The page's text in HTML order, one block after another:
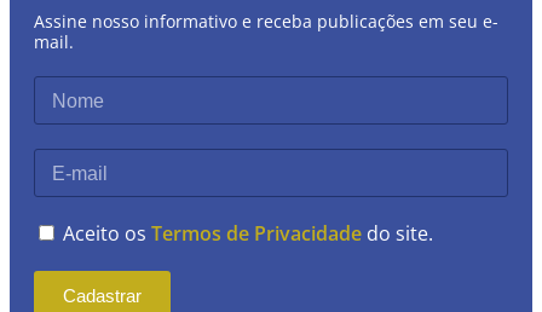
Assine nosso informativo e receba publicações em seu e-
mail.
Aceito os Termos de Privacidade do site.
Cadastrar